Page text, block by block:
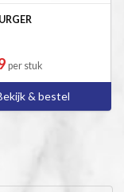
per stuk
& bestel